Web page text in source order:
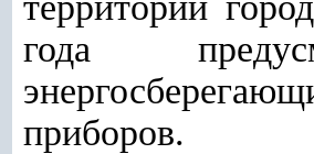
года
приборов.